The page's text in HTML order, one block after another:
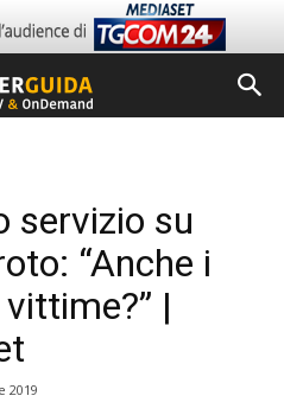
servizio su
“Anche i
|
2019